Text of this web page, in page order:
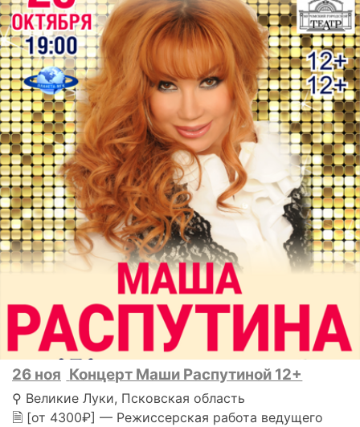
26 ноя Концерт Маши Распутиной 12+
⚲ Великие Луки, Псковская область
🗎 [от 4300₽] — Режиссерская работа ведущего